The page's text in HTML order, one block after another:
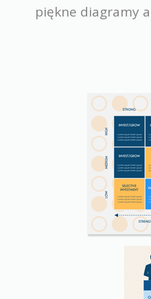
piękne diagramy